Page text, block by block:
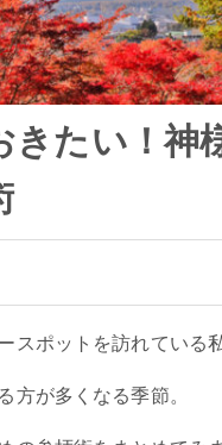
きたい！神
スポットを訪れている
方が多くなる季節。